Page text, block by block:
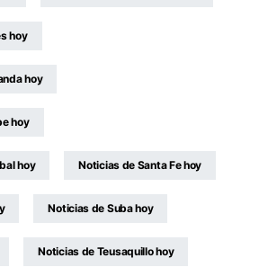
hoy
hoy
hoy
hoy Noticias de Santa Fe hoy
Noticias de Suba hoy
Noticias de Teusaquillo hoy